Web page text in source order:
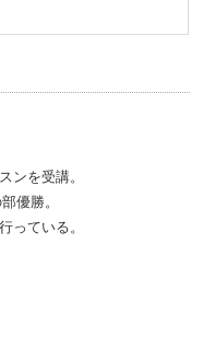
ンを受講。
優勝。
っている。